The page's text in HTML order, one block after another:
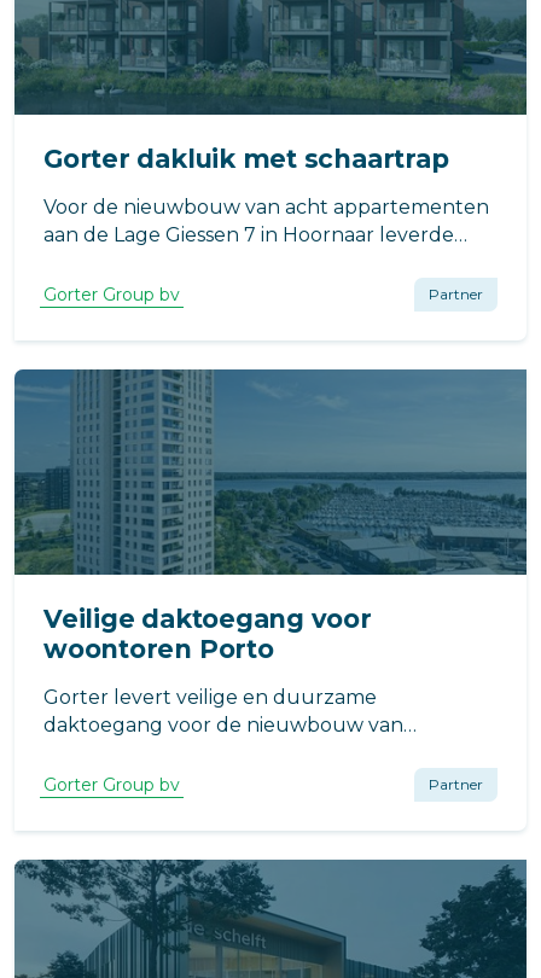
Gorter dakluik met schaartrap
Voor de nieuwbouw van acht appartementen
aan de Lage Giessen 7 in Hoornaar leverde
schaartrap. De toepassing zorgt voor een
minimale impact op de beschikbare ruimte in
de woning.
Gorter Group bv Partner
Veilige daktoegang voor
woontoren Porto
Gorter levert veilige en duurzame
daktoegang voor de nieuwbouw van
omvat 102 appartementen en maakt deel uit
van de grootschalige gebiedsontwikkeling in
Almere Poort.
Gorter Group bv Partner